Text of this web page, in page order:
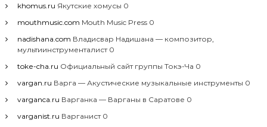
khomus.ru Якутские хомусы 0
mouthmusic.com Mouth Music Press 0
nadishana.com Владисвар Надишана — композитор,
мультиинструменталист 0
toke-cha.ru Официальный сайт группы Токэ-Ча 0
vargan.ru Варга — Акустические музыкальные инструменты 0
varganca.ru Варганка — Варганы в Саратове 0
varganist.ru Варганист 0